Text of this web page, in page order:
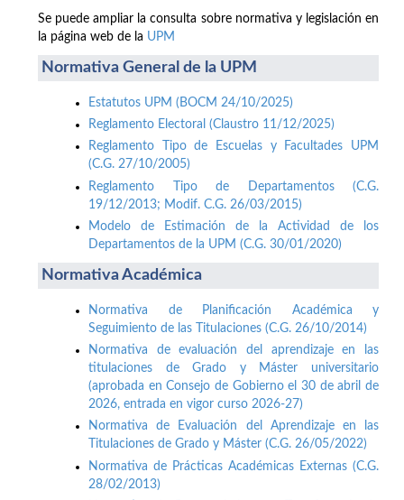
Se puede ampliar la consulta sobre normativa y legislación en
la página web de la UPM
Normativa General de la UPM
Estatutos UPM (BOCM 24/10/2025)
Reglamento Electoral (Claustro 11/12/2025)
Reglamento Tipo de Escuelas y Facultades UPM
(C.G. 27/10/2005)
Reglamento Tipo de Departamentos (C.G.
19/12/2013; Modif. C.G. 26/03/2015)
Modelo de Estimación de la Actividad de los
Departamentos de la UPM (C.G. 30/01/2020)
Normativa Académica
Normativa de Planificación Académica y
Seguimiento de las Titulaciones (C.G. 26/10/2014)
Normativa de evaluación del aprendizaje en las
titulaciones de Grado y Máster universitario
(aprobada en Consejo de Gobierno el 30 de abril de
2026, entrada en vigor curso 2026-27)
Normativa de Evaluación del Aprendizaje en las
Titulaciones de Grado y Máster (C.G. 26/05/2022)
Normativa de Prácticas Académicas Externas (C.G.
28/02/2013)